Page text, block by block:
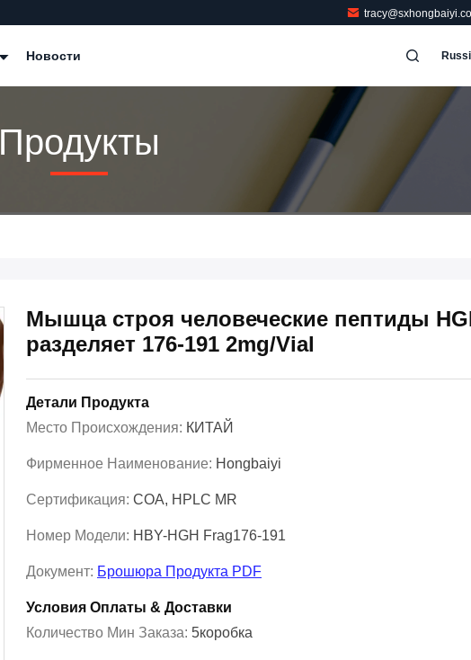
Новости
Продукты
Мышца строя человеческие пептиды
разделяет 176-191 2mg/Vial
Детали Продукта
Место Происхождения: КИТАЙ
Фирменное Наименование: Hongbaiyi
Сертификация: COA, HPLC MR
Номер Модели: HBY-HGH Frag176-191
Документ: Брошюра Продукта PDF
Условия Оплаты & Доставки
Количество Мин Заказа: 5коробка